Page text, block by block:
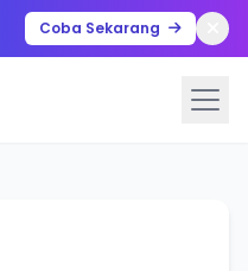
Coba Sekarang